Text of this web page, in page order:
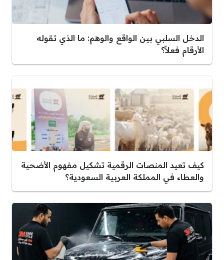
الدخل السلبي بين الواقع والوهم: ما الذي تقوله
الأرقام فعلاً؟
كيف تعيد المنصات الرقمية تشكيل مفهوم الأضحية
والعطاء في المملكة العربية السعودية؟